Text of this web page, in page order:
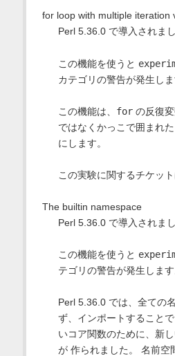
for loop with multiple iteration
Perl 5.36.0 で導入されまし
この機能を使うと
カテゴリの警告が発生しま
この機能は、 forの反復変
ではなくかっこで囲まれ
にします。
この実験に関するチケッ
The builtin namespace
Perl 5.36.0 で導入されまし
この機能を使うと
テゴリの警告が発生します
Perl 5.36.0 では、全ての
ず、インポートすること
いコア関数のために、新
が 作られました。 名前空